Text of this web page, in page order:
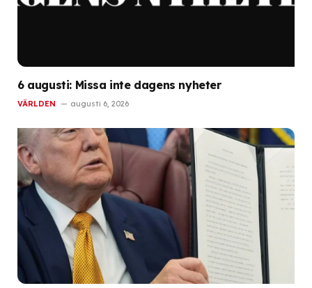
6 augusti: Missa inte dagens nyheter
VÄRLDEN augusti 6, 2026